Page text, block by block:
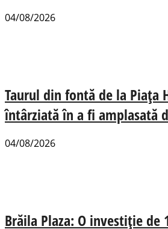
04/08/2026
Taurul din fontă de la Piața
întârziată în a fi amplasată
04/08/2026
Brăila Plaza: O investiție de